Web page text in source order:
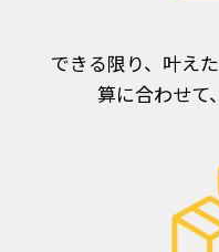
できる限り、叶え
算に合わせて